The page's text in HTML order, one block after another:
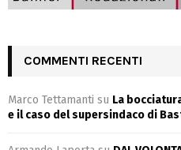
COMMENTI RECENTI
Marco Tettamanti su La
e il caso del supersindaco di